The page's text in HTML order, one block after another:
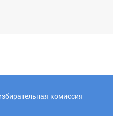
комиссия